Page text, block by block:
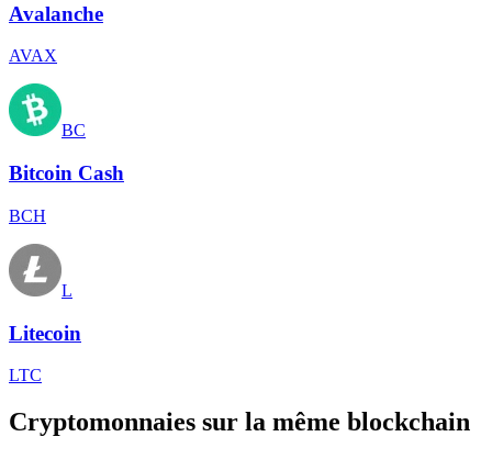
Avalanche
AVAX
BC
Bitcoin Cash
BCH
L
Litecoin
LTC
Cryptomonnaies sur la même blockchain